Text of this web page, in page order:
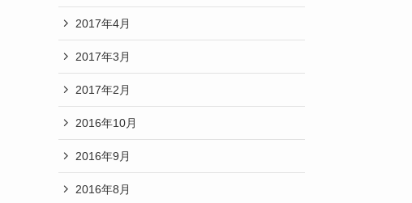
2017年4月
2017年3月
2017年2月
2016年10月
2016年9月
2016年8月